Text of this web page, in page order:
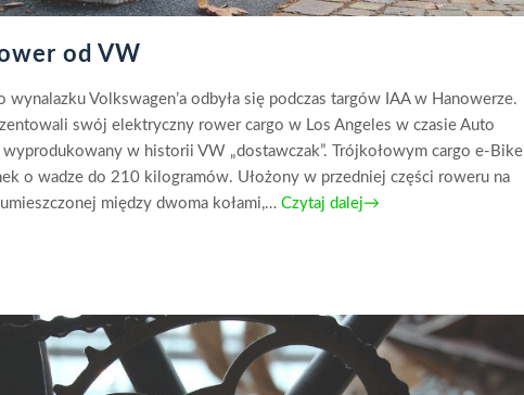
od VW
wynalazku Volkswagen’a odbyła się podczas targów IAA w Hanowerze.
swój elektryczny rower cargo w Los Angeles w czasie Auto
w historii VW „dostawczak”. Trójkołowym cargo e-Bike
o wadze do 210 kilogramów. Ułożony w przedniej części roweru na
między dwoma kołami,…Czytaj dalej→